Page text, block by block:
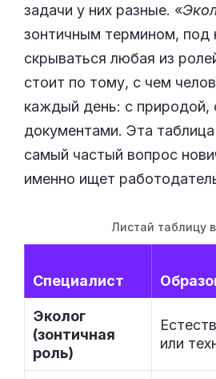
задачи у них разные. «
зонтичным термином,
скрываться любая из
стоит по тому, с чем
каждый день: с природой,
документами. Эта
самый частый вопрос
именно ищет
Листай таблицу
Специалист
Эколог
(зонтичная
роль)
или